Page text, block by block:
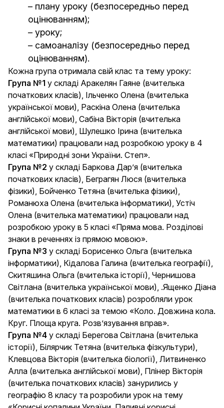
– плану уроку (безпосередньо перед
оцінюванням);
– уроку;
– самоаналізу (безпосередньо перед
оцінюванням).
Кожна група отримала свій клас та тему уроку:
Група №1 у складі Аракелян Гаяне (вчителька
початкових класів), Ільченко Олена (вчителька
української мови), Раскіна Олена (вчителька
англійської мови), Сабіна Вікторія (вчителька
англійської мови), Шулешко Ірина (вчителька
математики) працювали над розробкою уроку в 4
класі «Природні зони України. Степ».
Група №2 у складі Баркова Дар’я (вчителька
початкових класів), Беграгян Люся (вчителька
фізики), Бойченко Тетяна (вчителька фізики),
Романюха Олена (вчителька інформатики), Устіч
Олена (вчителька математики) працювали над
розробкою уроку в 5 класі «Пряма мова. Розділові
знаки в реченнях із прямою мовою».
Група №3 у складі Борисенко Ольга (вчителька
інформатики), Кідалова Галина (вчителька географії),
Скитяшина Ольга (вчителька історії), Чернишова
Світлана (вчителька української мови), .Ященко Діана
(вчителька початкових класів) розробляли урок
математики в 6 класі за темою «Коло. Довжина кола.
Круг. Площа круга. Розв’язування вправ».
Група №4 у складі Берегова Світлана (вчителька
історії), Білярчик Тетяна (вчителька фізкультури),
Клевцова Вікторія (вчителька біології), Литвиненко
Алла (вчителька англійської мови), Плінер Вікторія
(вчителька початкових класів) занурились у
географію 8 класу та розробили урок на тему